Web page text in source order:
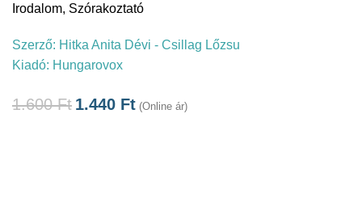
Irodalom, Szórakoztató
Szerző: Hitka Anita Dévi - Csillag Lőzsu
Kiadó: Hungarovox
1.600Ft 1.440 Ft (Online ár)